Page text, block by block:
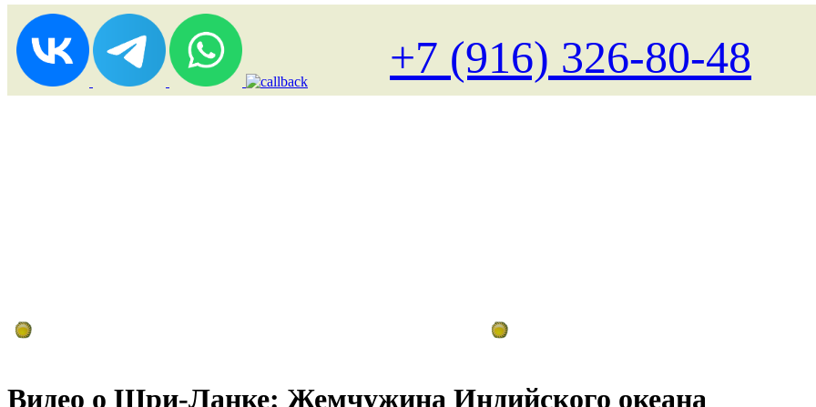
+7 (916) 326-80-48
Видео о Шри-Ланке: Жемчужина Индийского океана